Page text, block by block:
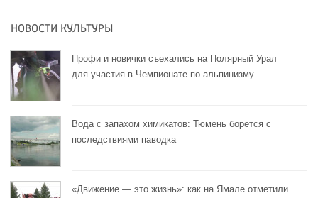
НОВОСТИ КУЛЬТУРЫ
Профи и новички съехались на Полярный Урал
для участия в Чемпионате по альпинизму
Вода с запахом химикатов: Тюмень борется с
последствиями паводка
«Движение — это жизнь»: как на Ямале отметили